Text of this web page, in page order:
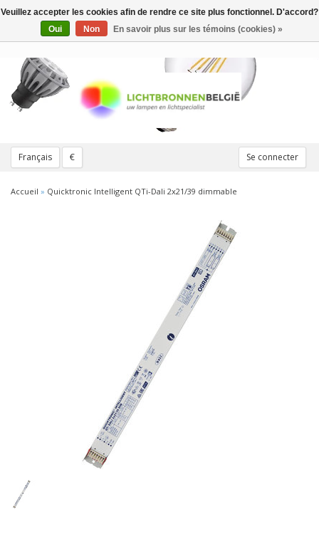
Français € Se connecter
Toggle
navigation
Accueil » Quicktronic Intelligent QTi-Dali 2x21/39 dimmable
Veuillez accepter les cookies afin de rendre ce site plus fonctionnel. D'accord?
Oui
Non En savoir plus sur les témoins (cookies) »